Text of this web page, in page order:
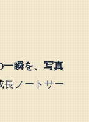
一瞬を、写真
長ノートサー